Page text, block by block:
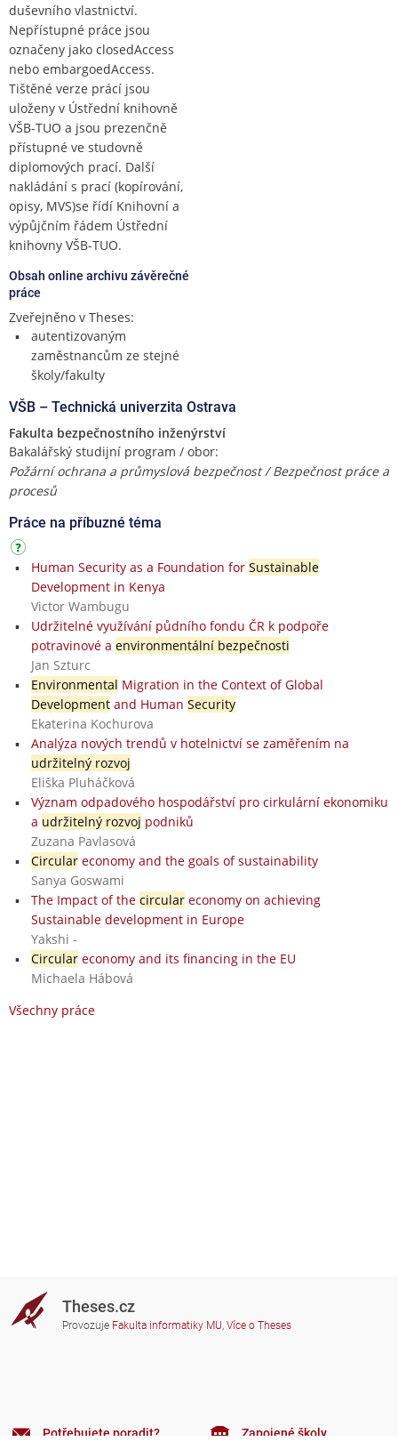
duševního vlastnictví.
Nepřístupné práce jsou
označeny jako closedAccess
nebo embargoedAccess.
Tištěné verze prácí jsou
uloženy v Ústřední knihovně
VŠB-TUO a jsou prezenčně
přístupné ve studovně
diplomových prací. Další
nakládání s prací (kopírování,
opisy, MVS)se řídí Knihovní a
výpůjčním řádem Ústřední
knihovny VŠB-TUO.
Obsah online archivu závěrečné
práce
Zveřejněno v Theses:
autentizovaným
zaměstnancům ze stejné
školy/fakulty
VŠB – Technická univerzita Ostrava
Fakulta bezpečnostního inženýrství
Bakalářský studijní program / obor:
Požární ochrana a průmyslová bezpečnost / Bezpečnost práce a
procesů
Práce na příbuzné téma
Human Security as a Foundation for Sustainable
Development in Kenya
Victor Wambugu
Udržitelné využívání půdního fondu ČR k podpoře
potravinové a environmentální bezpečnosti
Jan Szturc
Environmental Migration in the Context of Global
Developmentand Human Security
Ekaterina Kochurova
Analýza nových trendů v hotelnictví se zaměřením na
udržitelný rozvoj
Eliška Pluháčková
Význam odpadového hospodářství pro cirkulární ekonomiku
a udržitelný rozvoj podniků
Zuzana Pavlasová
Circulareconomy and the goals of sustainability
Sanya Goswami
The Impact of the circulareconomy on achieving
Sustainable development in Europe
Yakshi -
Circulareconomy and its financing in the EU
Michaela Hábová
Všechny práce
Theses.cz
Provozuje Fakulta informatiky MU, Více o Theses
Potřebujete poradit? Zapojené školy